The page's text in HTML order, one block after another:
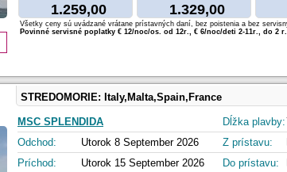
1.259,00 1.329,00
Všetky ceny sú uvádzané vrátane prístavných daní, bez poistenia a bez
Povinné servisné poplatky € 12/noc/os. od 12r., € 6/noc/deti 2-11r., do 2
STREDOMORIE: Italy,Malta,Spain,France
MSC SPLENDIDA
Odchod:
Utorok 8 September 2026
Príchod:
Utorok 15 September 2026
Dĺžka plavby:
Z prístavu:
Do prístavu: